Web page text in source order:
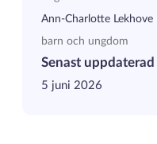
Ann-Charlotte Lekhove
barn och ungdom
Senast uppdaterad
5 juni 2026